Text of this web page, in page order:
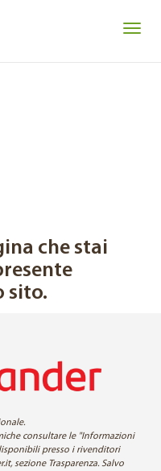
che stai
sito.
consultare le "Informazioni
presso i rivenditori
sezione Trasparenza. Salvo